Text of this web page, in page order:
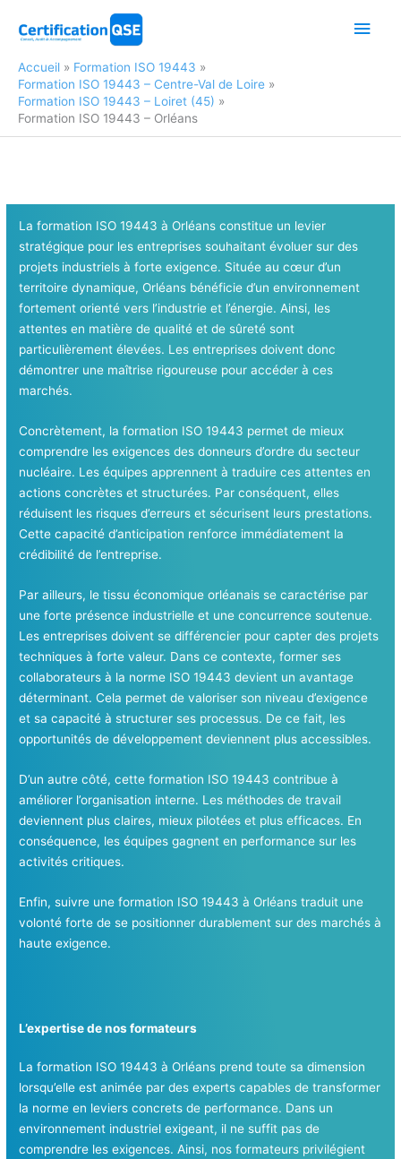
Accueil
Formation ISO 19443
Formation ISO 19443 – Centre-Val de Loire
Formation ISO 19443 – Loiret (45)
Formation ISO 19443 – Orléans
La formation ISO 19443 à Orléans constitue un levier
stratégique pour les entreprises souhaitant évoluer sur des
projets industriels à forte exigence. Située au cœur d’un
territoire dynamique, Orléans bénéficie d’un environnement
fortement orienté vers l’industrie et l’énergie. Ainsi, les
attentes en matière de qualité et de sûreté sont
particulièrement élevées. Les entreprises doivent donc
démontrer une maîtrise rigoureuse pour accéder à ces
marchés.
Concrètement, la formation ISO 19443 permet de mieux
comprendre les exigences des donneurs d’ordre du secteur
nucléaire. Les équipes apprennent à traduire ces attentes en
actions concrètes et structurées. Par conséquent, elles
réduisent les risques d’erreurs et sécurisent leurs prestations.
Cette capacité d’anticipation renforce immédiatement la
crédibilité de l’entreprise.
Par ailleurs, le tissu économique orléanais se caractérise par
une forte présence industrielle et une concurrence soutenue.
Les entreprises doivent se différencier pour capter des projets
techniques à forte valeur. Dans ce contexte, former ses
collaborateurs à la norme ISO 19443 devient un avantage
déterminant. Cela permet de valoriser son niveau d’exigence
et sa capacité à structurer ses processus. De ce fait, les
opportunités de développement deviennent plus accessibles.
D’un autre côté, cette formation ISO 19443 contribue à
améliorer l’organisation interne. Les méthodes de travail
deviennent plus claires, mieux pilotées et plus efficaces. En
conséquence, les équipes gagnent en performance sur les
activités critiques.
Enfin, suivre une formation ISO 19443 à Orléans traduit une
volonté forte de se positionner durablement sur des marchés à
haute exigence.
L’expertise de nos formateurs
La formation ISO 19443 à Orléans prend toute sa dimension
lorsqu’elle est animée par des experts capables de transformer
la norme en leviers concrets de performance. Dans un
environnement industriel exigeant, il ne suffit pas de
comprendre les exigences. Ainsi, nos formateurs privilégient